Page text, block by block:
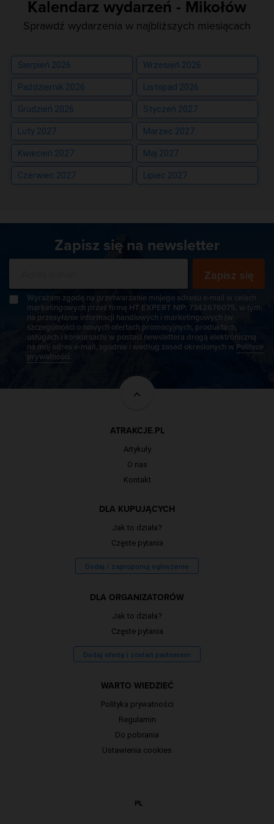
Kalendarz wydarzeń - Mikołów
Sprawdź wydarzenia w najbliższych miesiącach
Sierpień 2026 Wrzesień 2026
Październik 2026 Listopad 2026
Grudzień 2026 Styczeń 2027
Luty 2027 Marzec 2027
Kwiecień 2027 Maj 2027
Czerwiec 2027 Lipiec 2027
Zapisz się na newsletter
Zapisz się
Wyrażam zgodę na przetwarzanie mojego adresu e-mail w celach
marketingowych przez firmę HT EXPERT NIP: 7342676075, w tym
na przesyłanie informacji handlowych i marketingowych (w
szczególności o nowych ofertach promocyjnych, produktach,
usługach i konkursach) w postaci newslettera drogą elektroniczną
na mój adres e-mail, zgodnie i według zasad określonych w Polityce
prywatności.
ATRAKCJE.PL
Artykuły
O nas
Kontakt
DLA KUPUJĄCYCH
Jak to działa?
Częste pytania
Dodaj / zaproponuj ogłoszenie
DLA ORGANIZATORÓW
Jak to działa?
Częste pytania
Dodaj ofertę i zostań partnerem
WARTO WIEDZIEĆ
Polityka prywatności
Regulamin
Do pobrania
Ustawienia cookies
PL